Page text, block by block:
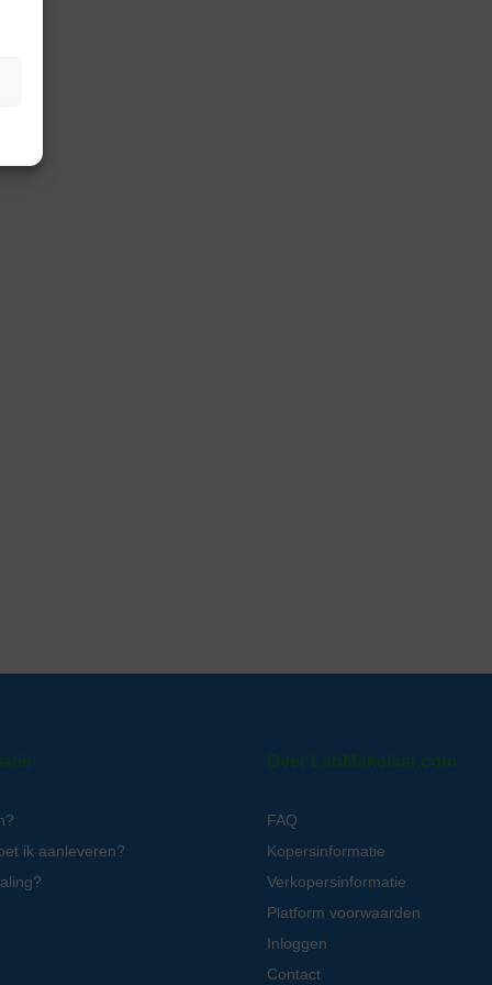
ik aanleveren?
Over LabMakelaar.com
FAQ
Kopersinformatie
Verkopersinformatie
Platform voorwaarden
Inloggen
Contact